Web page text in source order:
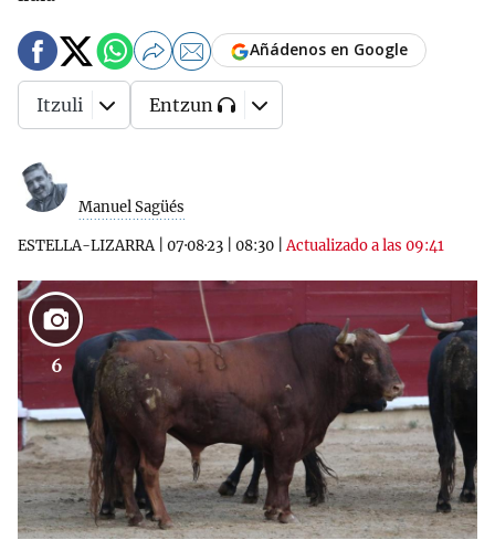
Manuel Sagüés
ESTELLA-LIZARRA| 07·08·23 08:30 |Actualizado a las 09:41
Añádenos en Google
Itzuli Entzun
6